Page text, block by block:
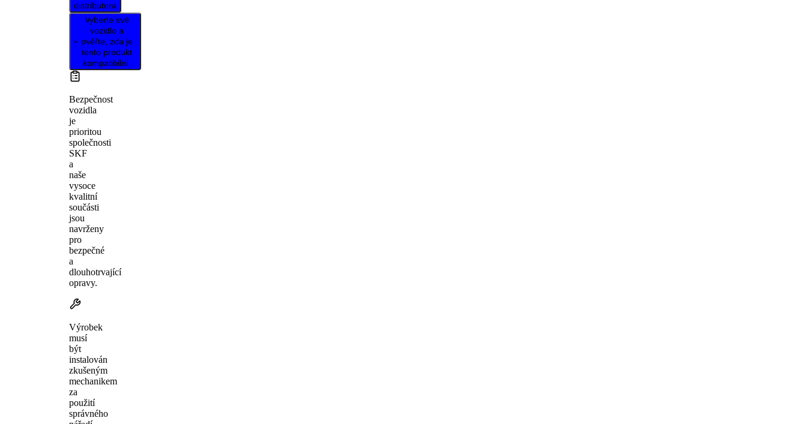
distributora
Vyberte své
vozidlo a
ověřte, zda je
tento produkt
kompatibilní.
Bezpečnost
vozidla
je
prioritou
společnosti
SKF
a
naše
vysoce
kvalitní
součásti
jsou
navrženy
pro
bezpečné
a
dlouhotrvající
opravy.
Výrobek
musí
být
instalován
zkušeným
mechanikem
za
použití
správného